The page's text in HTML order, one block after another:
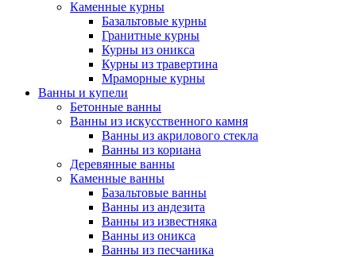
Каменные курны
Базальтовые курны
Гранитные курны
Курны из оникса
Курны из травертина
Мраморные курны
Ванны и купели
Бетонные ванны
Ванны из искусственного камня
Ванны из акрилового стекла
Ванны из кориана
Деревянные ванны
Каменные ванны
Базальтовые ванны
Ванны из андезита
Ванны из известняка
Ванны из оникса
Ванны из песчаника